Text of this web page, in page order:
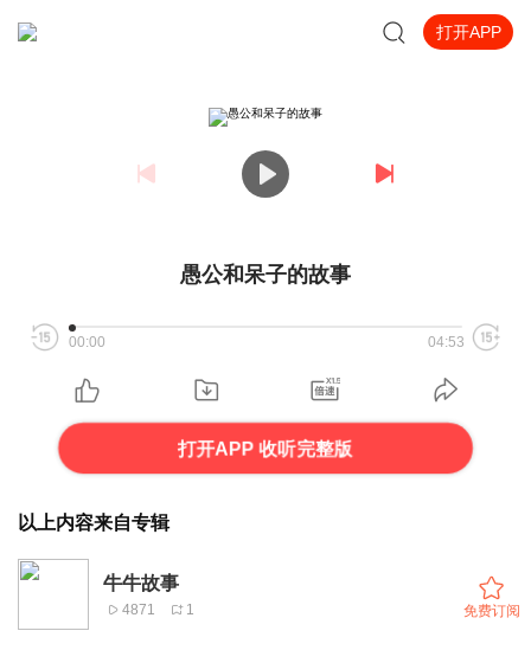
打开APP
愚公和呆子的故事
00:00 04:53
打开APP 收听完整版
以上内容来自专辑
牛牛故事
4871 1 免费订阅